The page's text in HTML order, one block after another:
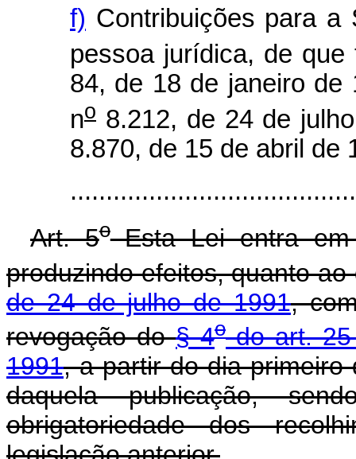
f) Contribuições para a
pessoa jurídica, de
84, de 18 de janeiro
no 8.212, de 24 de
8.870, de 15 de abril de
Art. 5oEsta Lei entra em
produzindo efeitos, quanto
de 24 de julho de 1991,
revogação do§ 4odo art. 25
1991, a partir do dia primeiro
daquela publicação,
obrigatoriedade dos